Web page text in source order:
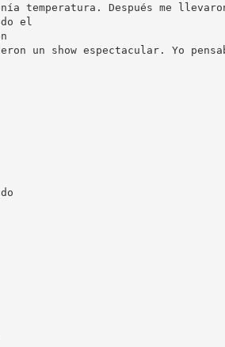
temperatura. Después me
el
un show espectacular. Yo